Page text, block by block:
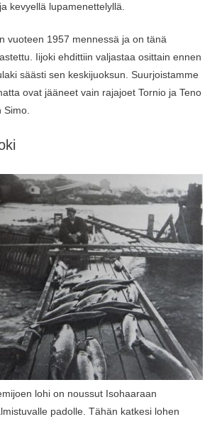
kevyellä lupamenettelyllä.
vuoteen 1957 mennessä ja on tänä
Iijoki ehdittiin valjastaa osittain ennen
säästi sen keskijuoksun. Suurjoistamme
ovat jääneet vain rajajoet Tornio ja Teno
Simo.
lohi on noussut Isohaaraan
padolle. Tähän katkesi lohen